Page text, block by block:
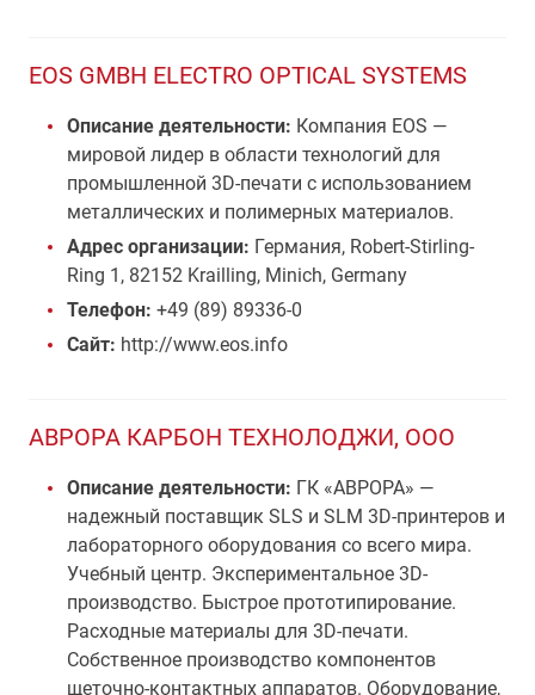
EOS GMBH ELECTRO OPTICAL SYSTEMS
Описание деятельности: Компания EOS —
мировой лидер в области технологий для
промышленной 3D-печати с использованием
металлических и полимерных материалов.
Адрес организации: Германия, Robert-Stirling-
Ring 1, 82152 Krailling, Minich, Germany
Телефон: +49 (89) 89336-0
Сайт: http://www.eos.info
АВРОРА КАРБОН ТЕХНОЛОДЖИ, ООО
Описание деятельности: ГК «АВРОРА» —
надежный поставщик SLS и SLM 3D-принтеров и
лабораторного оборудования со всего мира.
Учебный центр. Экспериментальное 3D-
производство. Быстрое прототипирование.
Расходные материалы для 3D-печати.
Собственное производство компонентов
щеточно-контактных аппаратов. Оборудование,